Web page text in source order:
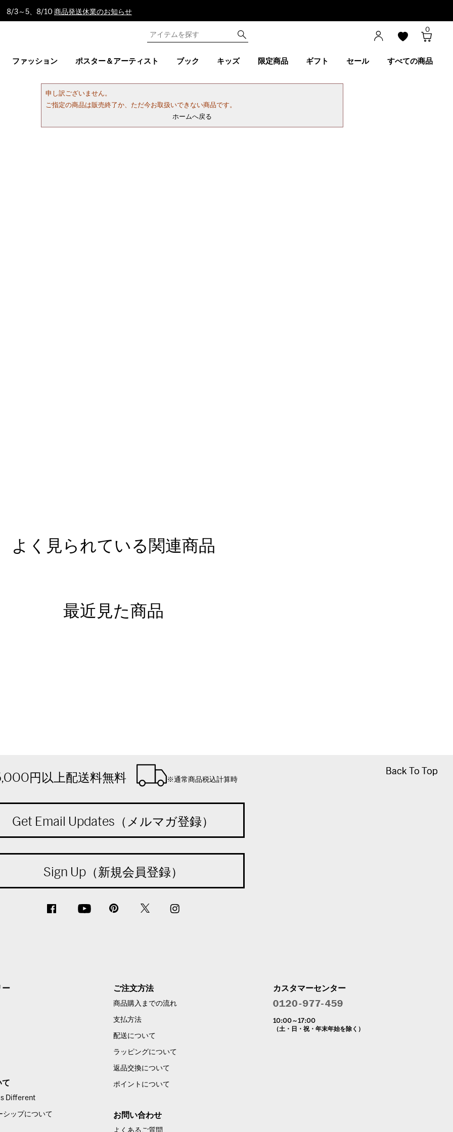
8/3～5、8/10 商品発送休業のお知らせ
0
ファッション ポスター＆アーティスト ブック キッズ 限定商品 ギフト セール すべての商品
申し訳ございません。
ご指定の商品は販売終了か、ただ今お取扱いできない商品です。
ホームへ戻る
よく見られている関連商品
最近見た商品
Back To Top
Back To Top
円以上配送料無料 ※通常商品税込計算時
Get Email Updates（メルマガ登録）
Sign Up（新規会員登録）
ー
て
Different
シップについて
ご注文方法
商品購入までの流れ
支払方法
配送について
ラッピングについて
返品交換について
ポイントについて
お問い合わせ
よくあるご質問
カスタマーセンター
10:00～17:00
（土・日・祝・年末年始を除く）